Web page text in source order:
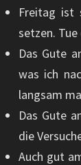
Freitag ist
setzen. Tue
Das Gute
was ich
langsam
Das Gute
die
Auch gut